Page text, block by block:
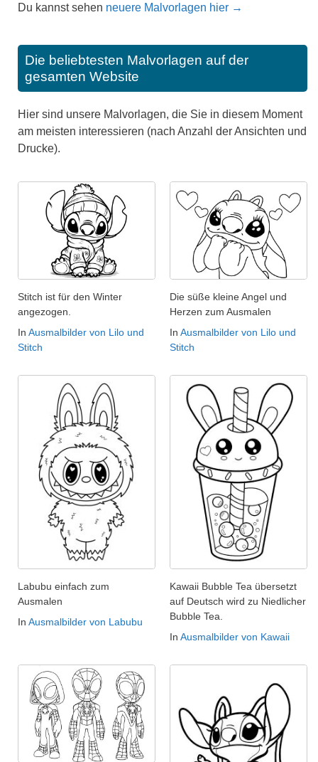
Du kannst sehen neuere Malvorlagen hier →
Die beliebtesten Malvorlagen auf der
gesamten Website
Hier sind unsere Malvorlagen, die Sie in diesem Moment
am meisten interessieren (nach Anzahl der Ansichten und
Drucke).
Stitch ist für den Winter
angezogen.
In Ausmalbilder von Lilo und
Stitch
Die süße kleine Angel und
Herzen zum Ausmalen
In Ausmalbilder von Lilo und
Stitch
Labubu einfach zum
Ausmalen
In Ausmalbilder von Labubu
Kawaii Bubble Tea übersetzt
auf Deutsch wird zu Niedlicher
Bubble Tea.
In Ausmalbilder von Kawaii